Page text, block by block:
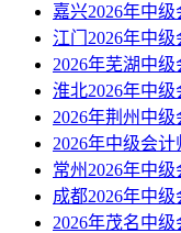
嘉兴2026年中
江门2026年中
2026年芜湖中
淮北2026年中
2026年荆州中
2026年中级会
常州2026年中
成都2026年中
2026年茂名中